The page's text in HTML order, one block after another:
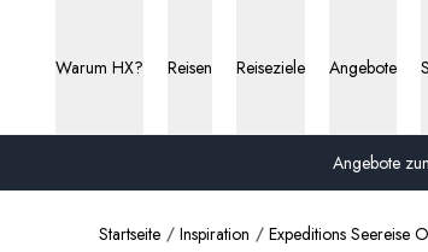
Angebote
Warum HX? Reisen Reiseziele Angebote
Startseite Inspiration Expeditions Seereise